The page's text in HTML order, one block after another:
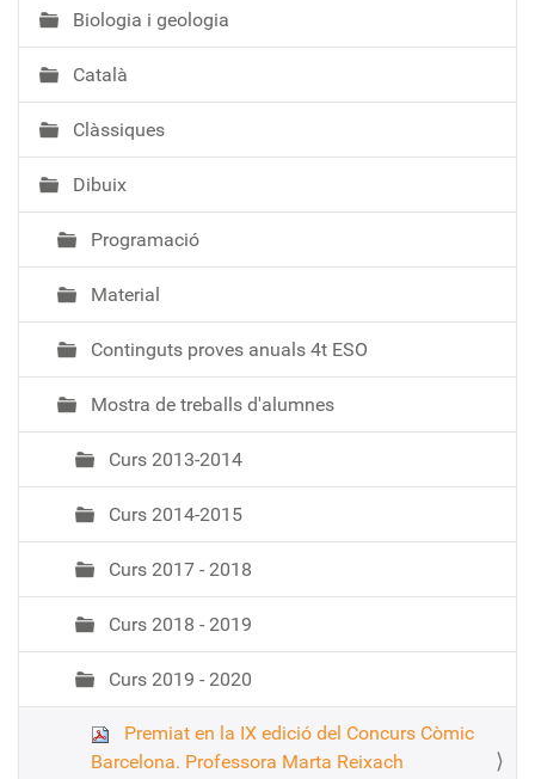
v
e
g
a
c
ó
Biologia i geologia
Català
Clàssiques
Dibuix
Programació
Material
Continguts proves anuals 4t ESO
Mostra de treballs d'alumnes
Curs 2013-2014
Curs 2014-2015
Curs 2017 - 2018
Curs 2018 - 2019
Curs 2019 - 2020
Premiat en la IX edició del Concurs Còmic
Barcelona. Professora Marta Reixach